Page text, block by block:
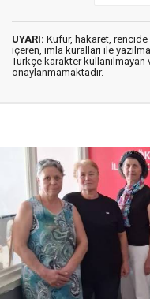
UYARI: Küfür, hakaret, rencide
içeren, imla kuralları ile
Türkçe karakter kullanılmayan
onaylanmamaktadır.